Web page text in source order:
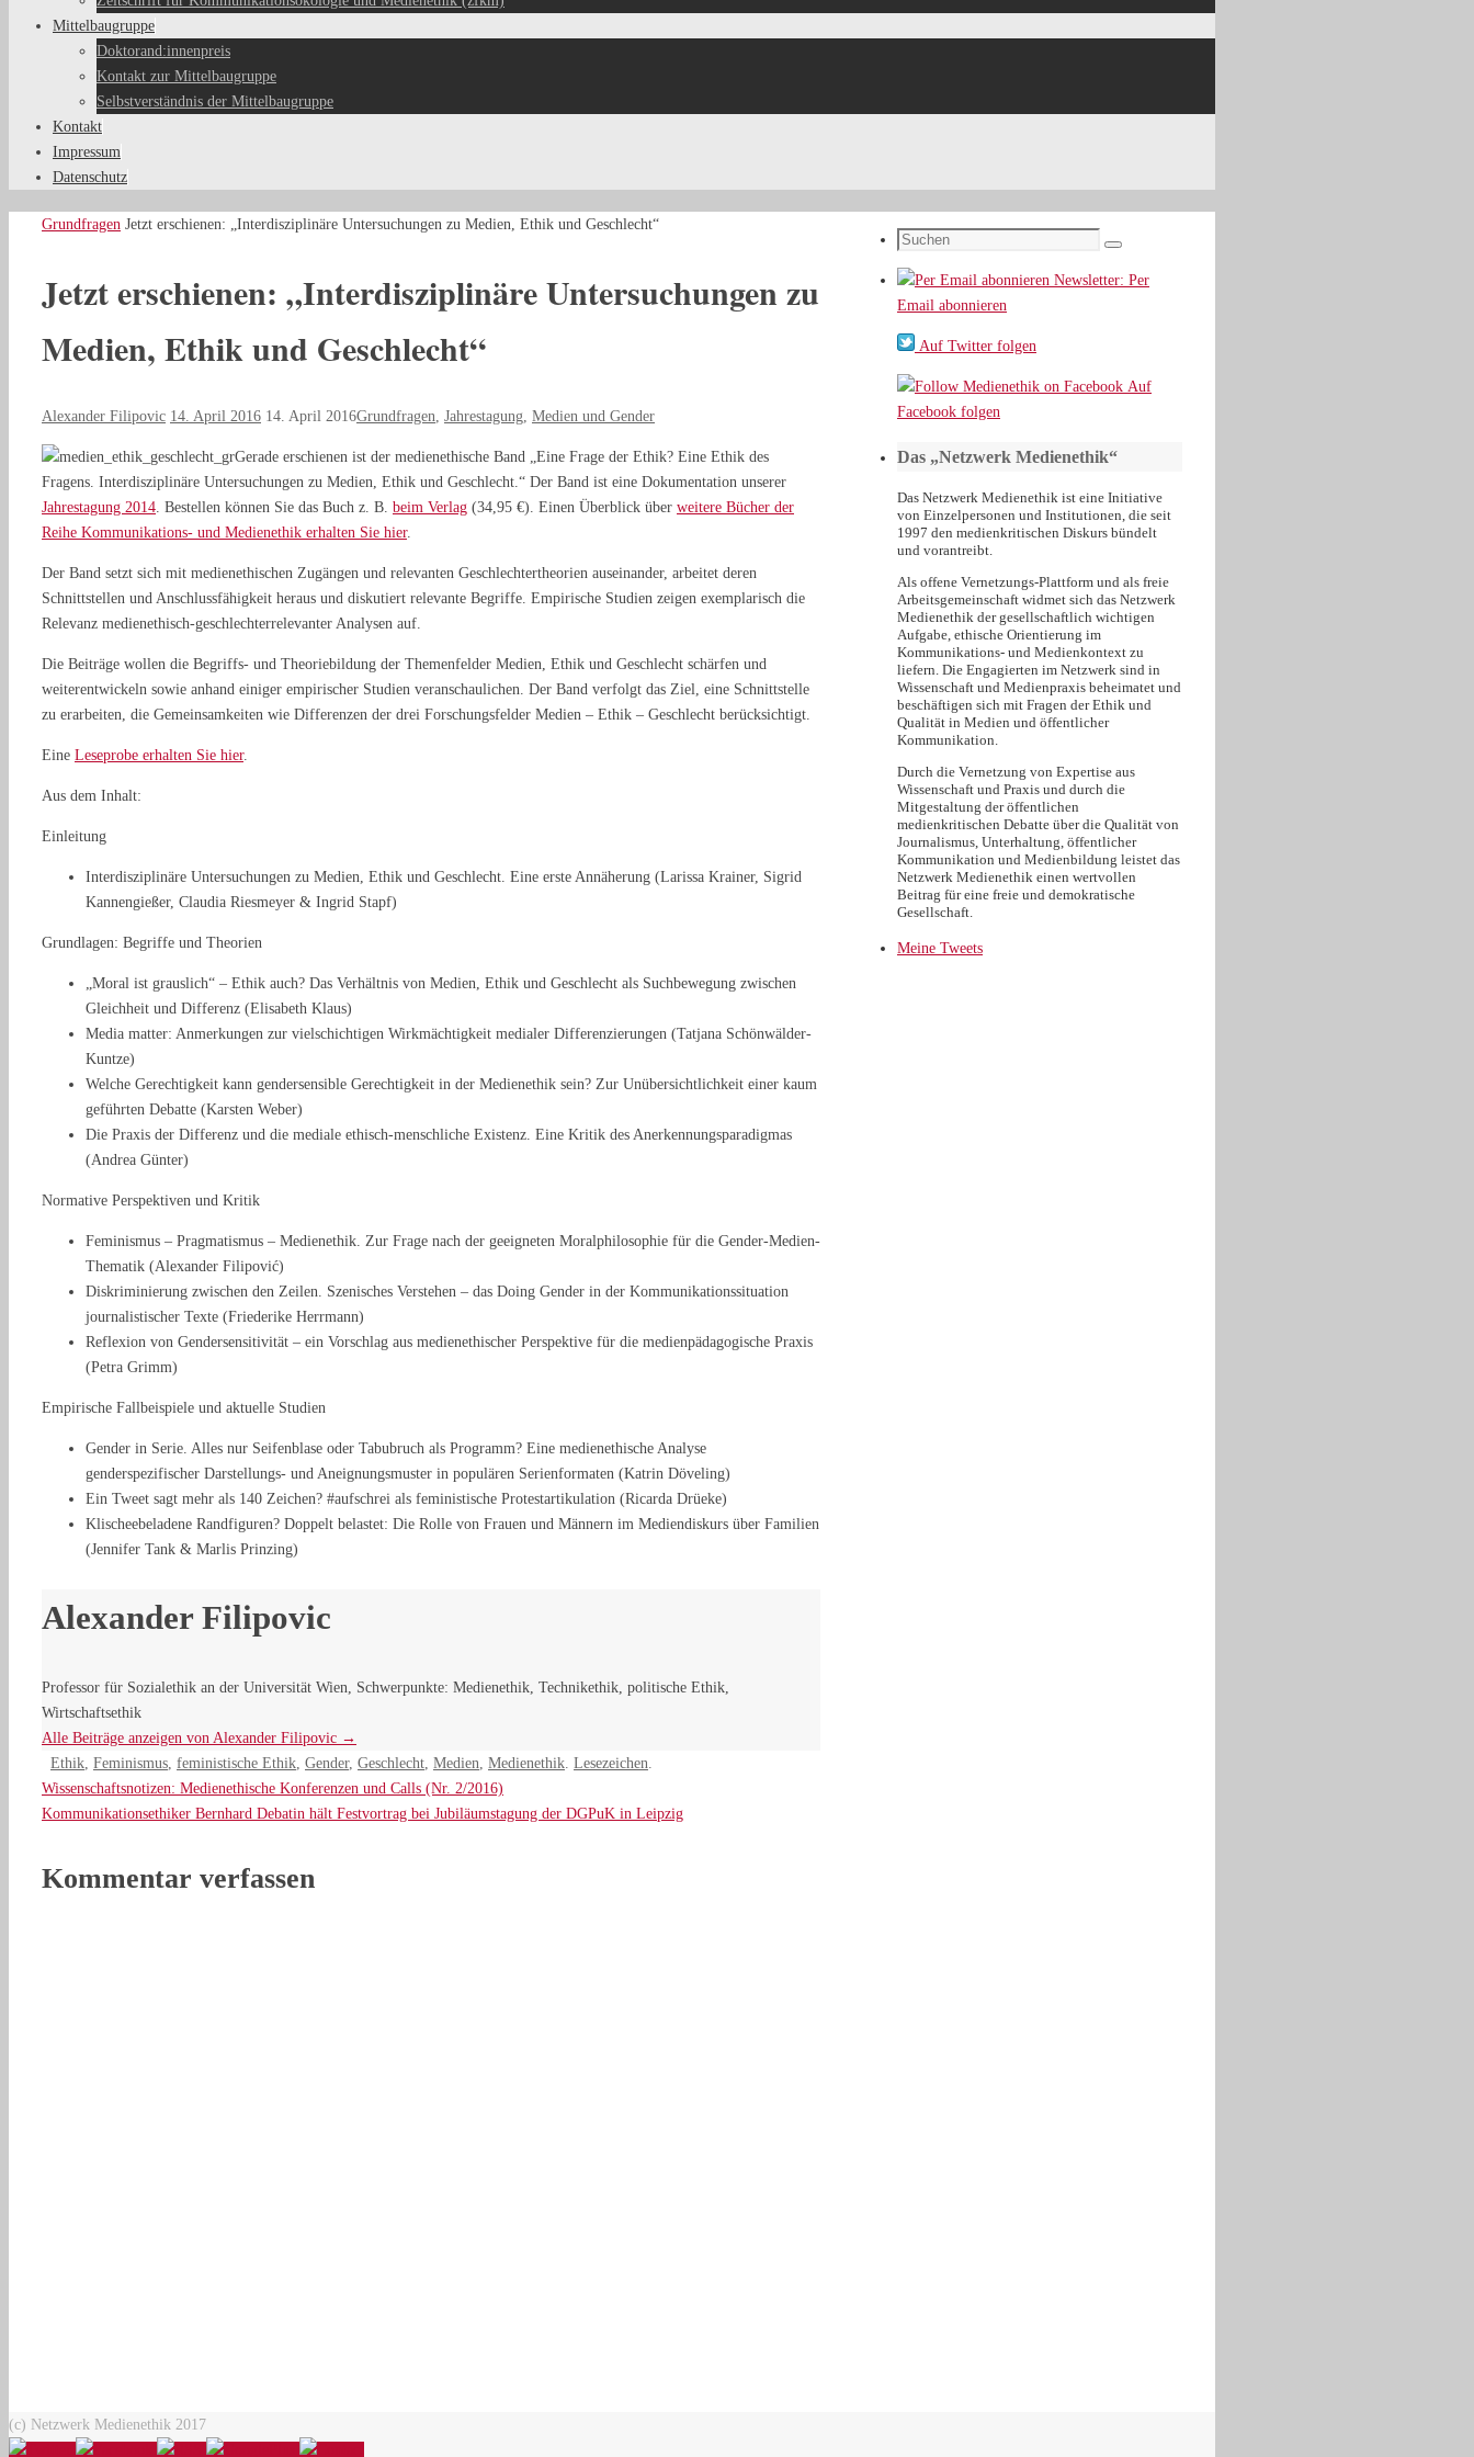
Mittelbaugruppe
Doktorand:innenpreis
Kontakt zur Mittelbaugruppe
Selbstverständnis der Mittelbaugruppe
Kontakt
Impressum
Datenschutz
Start
Grundfragen Jetzt erschienen: „Interdisziplinäre Untersuchungen zu Medien, Ethik und Geschlecht“
Jetzt erschienen: „Interdisziplinäre Untersuchungen zu
Medien, Ethik und Geschlecht“
Alexander Filipovic 14. April 2016 14. April 2016Grundfragen Jahrestagung Medien und Gender
Gerade erschienen ist der medienethische Band „Eine Frage der Ethik? Eine Ethik des
Fragens. Interdisziplinäre Untersuchungen zu Medien, Ethik und Geschlecht.“ Der Band ist eine Dokumentation unserer
Jahrestagung 2014 . Bestellen können Sie das Buch z. B. beim Verlag (34,95 €). Einen Überblick über weitere Bücher der
Reihe Kommunikations- und Medienethik erhalten Sie hier.
Der Band setzt sich mit medienethischen Zugängen und relevanten Geschlechtertheorien auseinander, arbeitet deren
Schnittstellen und Anschlussfähigkeit heraus und diskutiert relevante Begriffe. Empirische Studien zeigen exemplarisch die
Relevanz medienethisch-geschlechterrelevanter Analysen auf.
Die Beiträge wollen die Begriffs- und Theoriebildung der Themenfelder Medien, Ethik und Geschlecht schärfen und
weiterentwickeln sowie anhand einiger empirischer Studien veranschaulichen. Der Band verfolgt das Ziel, eine Schnittstelle
zu erarbeiten, die Gemeinsamkeiten wie Differenzen der drei Forschungsfelder Medien – Ethik – Geschlecht berücksichtigt.
Eine Leseprobe erhalten Sie hier.
Aus dem Inhalt:
Einleitung
Interdisziplinäre Untersuchungen zu Medien, Ethik und Geschlecht. Eine erste Annäherung (Larissa Krainer, Sigrid
Kannengießer, Claudia Riesmeyer & Ingrid Stapf)
Grundlagen: Begriffe und Theorien
„Moral ist grauslich“ – Ethik auch? Das Verhältnis von Medien, Ethik und Geschlecht als Suchbewegung zwischen
Gleichheit und Differenz (Elisabeth Klaus)
Media matter: Anmerkungen zur vielschichtigen Wirkmächtigkeit medialer Differenzierungen (Tatjana Schönwälder-
Kuntze)
Welche Gerechtigkeit kann gendersensible Gerechtigkeit in der Medienethik sein? Zur Unübersichtlichkeit einer kaum
geführten Debatte (Karsten Weber)
Die Praxis der Differenz und die mediale ethisch-menschliche Existenz. Eine Kritik des Anerkennungsparadigmas
(Andrea Günter)
Normative Perspektiven und Kritik
Feminismus – Pragmatismus – Medienethik. Zur Frage nach der geeigneten Moralphilosophie für die Gender-Medien-
Thematik (Alexander Filipović)
Diskriminierung zwischen den Zeilen. Szenisches Verstehen – das Doing Gender in der Kommunikationssituation
journalistischer Texte (Friederike Herrmann)
Reflexion von Gendersensitivität – ein Vorschlag aus medienethischer Perspektive für die medienpädagogische Praxis
(Petra Grimm)
Empirische Fallbeispiele und aktuelle Studien
Gender in Serie. Alles nur Seifenblase oder Tabubruch als Programm? Eine medienethische Analyse
genderspezifischer Darstellungs- und Aneignungsmuster in populären Serienformaten (Katrin Döveling)
Ein Tweet sagt mehr als 140 Zeichen? #aufschrei als feministische Protestartikulation (Ricarda Drüeke)
Klischeebeladene Randfiguren? Doppelt belastet: Die Rolle von Frauen und Männern im Mediendiskurs über Familien
(Jennifer Tank & Marlis Prinzing)
Alexander Filipovic
Professor für Sozialethik an der Universität Wien, Schwerpunkte: Medienethik, Technikethik, politische Ethik,
Wirtschaftsethik
Alle Beiträge anzeigen von Alexander Filipovic →
Ethik Feminismus feministische Ethik Gender, Geschlecht Medien Medienethik Lesezeichen
Wissenschaftsnotizen: Medienethische Konferenzen und Calls (Nr. 2/2016)
Kommunikationsethiker Bernhard Debatin hält Festvortrag bei Jubiläumstagung der DGPuK in Leipzig
Kommentar verfassen
Suchen
nach:
Suchen
Newsletter: Per
Email abonnieren
Auf Twitter folgen
Auf
Facebook folgen
Das „Netzwerk Medienethik“
Das Netzwerk Medienethik ist eine Initiative
von Einzelpersonen und Institutionen, die seit
1997 den medienkritischen Diskurs bündelt
und vorantreibt.
Als offene Vernetzungs-Plattform und als freie
Arbeitsgemeinschaft widmet sich das Netzwerk
Medienethik der gesellschaftlich wichtigen
Aufgabe, ethische Orientierung im
Kommunikations- und Medienkontext zu
liefern. Die Engagierten im Netzwerk sind in
Wissenschaft und Medienpraxis beheimatet und
beschäftigen sich mit Fragen der Ethik und
Qualität in Medien und öffentlicher
Kommunikation.
Durch die Vernetzung von Expertise aus
Wissenschaft und Praxis und durch die
Mitgestaltung der öffentlichen
medienkritischen Debatte über die Qualität von
Journalismus, Unterhaltung, öffentlicher
Kommunikation und Medienbildung leistet das
Netzwerk Medienethik einen wertvollen
Beitrag für eine freie und demokratische
Gesellschaft.
Meine Tweets
(c) Netzwerk Medienethik 2017